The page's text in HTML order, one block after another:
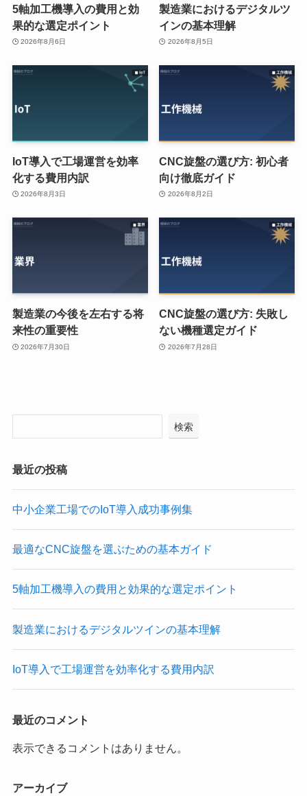
5軸加工機導入の費用と効
果的な選定ポイント
2026年8月6日
製造業におけるデジタルツ
インの基本理解
2026年8月5日
IoT導入で工場運営を効率
化する費用内訳
2026年8月3日
CNC旋盤の選び方: 初心者
向け徹底ガイド
2026年8月2日
製造業の今後を左右する将
来性の重要性
2026年7月30日
CNC旋盤の選び方: 失敗し
ない機種選定ガイド
2026年7月28日
検索
最近の投稿
中小企業工場でのIoT導入成功事例集
最適なCNC旋盤を選ぶための基本ガイド
5軸加工機導入の費用と効果的な選定ポイント
製造業におけるデジタルツインの基本理解
IoT導入で工場運営を効率化する費用内訳
最近のコメント
表示できるコメントはありません。
アーカイブ